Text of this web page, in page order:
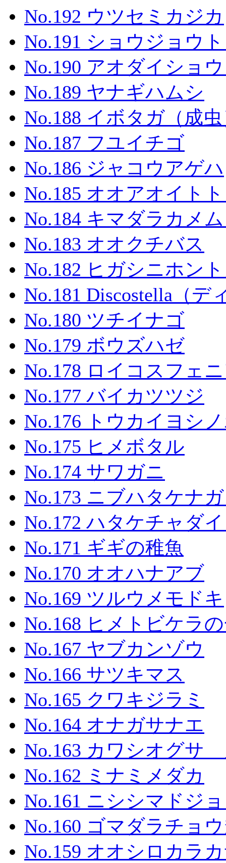
No.192 ウツセミカジカ
No.191 ショウジョウ
No.190 アオダイショ
No.189 ヤナギハムシ
No.188 イボタガ（成
No.187 フユイチゴ
No.186 ジャコウアゲハ
No.185 オオアオイト
No.184 キマダラカメ
No.183 オオクチバス
No.182 ヒガシニホン
No.181 Discostella（デ
No.180 ツチイナゴ
No.179 ボウズハゼ
No.178 ロイコスフェ
No.177 バイカツツジ
No.176 トウカイヨシ
No.175 ヒメボタル
No.174 サワガニ
No.173 ニブハタケナ
No.172 ハタケチャダ
No.171 ギギの稚魚
No.170 オオハナアブ
No.169 ツルウメモドキ
No.168 ヒメトビケラ
No.167 ヤブカンゾウ
No.166 サツキマス
No.165 クワキジラミ
No.164 オナガサナエ
No.163 カワシオグサ
No.162 ミナミメダカ
No.161 ニシシマドジ
No.160 ゴマダラチョ
No.159 オオシロカラ